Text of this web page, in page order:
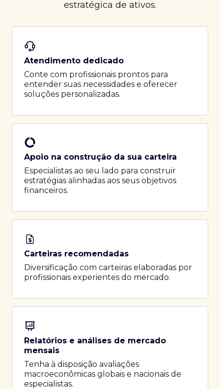
estratégica de ativos.
Atendimento dedicado
Conte com profissionais prontos para
entender suas necessidades e oferecer
soluções personalizadas.
Apoio na construção da sua carteira
Especialistas ao seu lado para construir
estratégias alinhadas aos seus objetivos
financeiros.
Carteiras recomendadas
Diversificação com carteiras elaboradas por
profissionais experientes do mercado.
Relatórios e análises de mercado
mensais
Tenha à disposição avaliações
macroeconômicas globais e nacionais de
especialistas.